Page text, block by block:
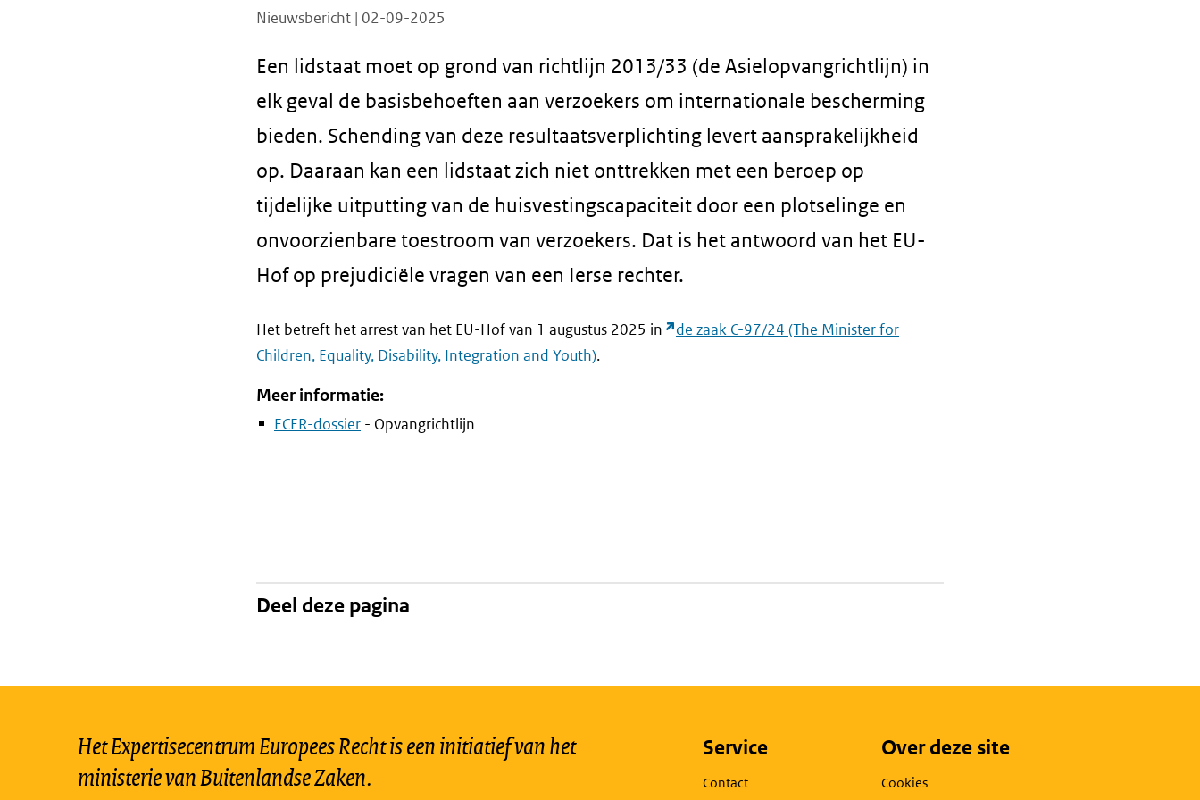
Nieuwsbericht | 02-09-2025
Een lidstaat moet op grond van richtlijn 2013/33 (de Asielopvangrichtlijn) in
elk geval de basisbehoeften aan verzoekers om internationale bescherming
bieden. Schending van deze resultaatsverplichting levert aansprakelijkheid
op. Daaraan kan een lidstaat zich niet onttrekken met een beroep op
tijdelijke uitputting van de huisvestingscapaciteit door een plotselinge en
onvoorzienbare toestroom van verzoekers. Dat is het antwoord van het EU-
Hof op prejudiciële vragen van een Ierse rechter.
Het betreft het arrest van het EU-Hof van 1 augustus 2025 in
de zaak C-97/24 (The Minister for
Children, Equality, Disability, Integration and Youth).
Meer informatie:
ECER-dossier - Opvangrichtlijn
Deel deze pagina
Het Expertisecentrum Europees Recht is een initiatief van het
ministerie van Buitenlandse Zaken.
Service
Contact
Over deze site
Cookies